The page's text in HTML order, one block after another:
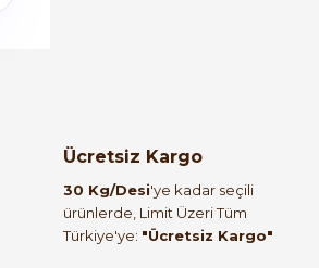
Ücretsiz Kargo
30 Kg/Desi'ye kadar seçili
ürünlerde, Limit Üzeri Tüm
Türkiye'ye: "Ücretsiz Kargo"